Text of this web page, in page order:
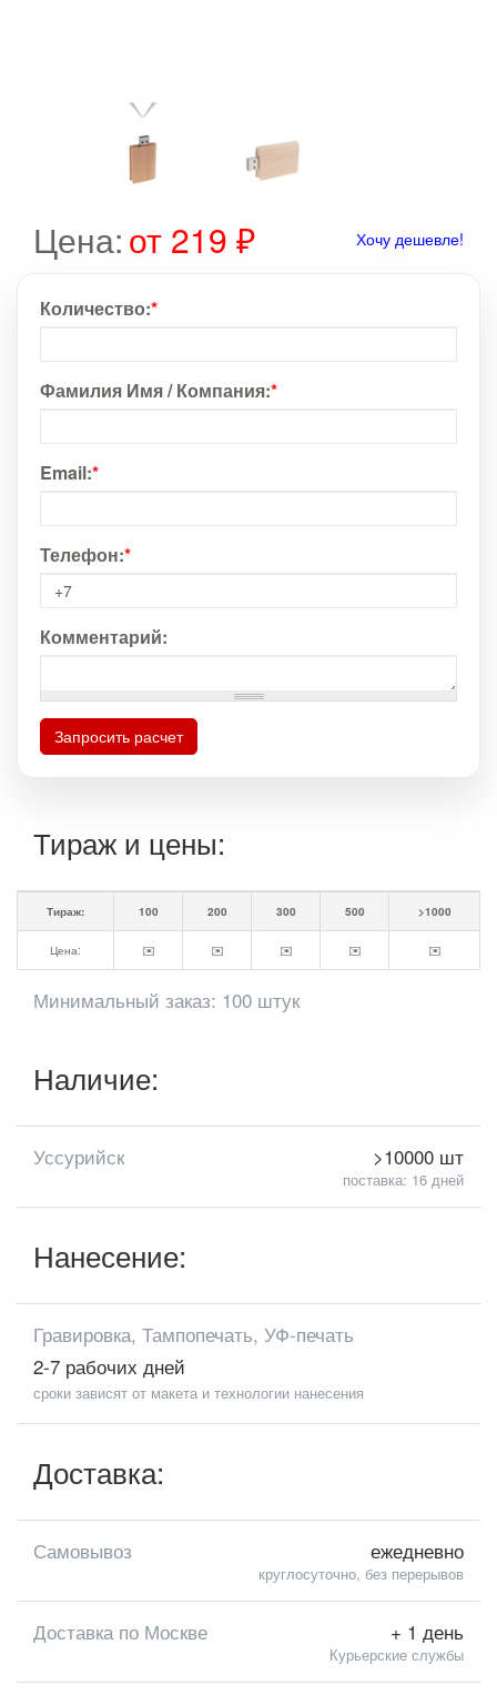
Цена:от 219 ₽ Хочу дешевле!
Количество:*
Фамилия Имя / Компания:*
Email:*
Телефон:*
Комментарий:
Запросить расчет
Тираж и цены:
Тираж: 100 200 300 500 >1000
Цена: ✉️ ✉️ ✉️ ✉️ ✉️
Минимальный заказ: 100 штук
Наличие:
Уссурийск >10000 шт
поставка: 16 дней
Нанесение:
Гравировка, Тампопечать, УФ-печать
2-7 рабочих дней
сроки зависят от макета и технологии нанесения
Доставка:
Самовывоз ежедневно
круглосуточно, без перерывов
Доставка по Москве + 1 день
Курьерские службы